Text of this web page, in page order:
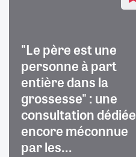
"Le père est une
personne à part
entière dans la
grossesse" : une
consultation dédiée
encore méconnue
par les...